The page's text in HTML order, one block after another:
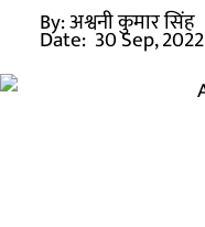
By:अश्वनी कुमार सिंह
Date: 30 Sep, 2022